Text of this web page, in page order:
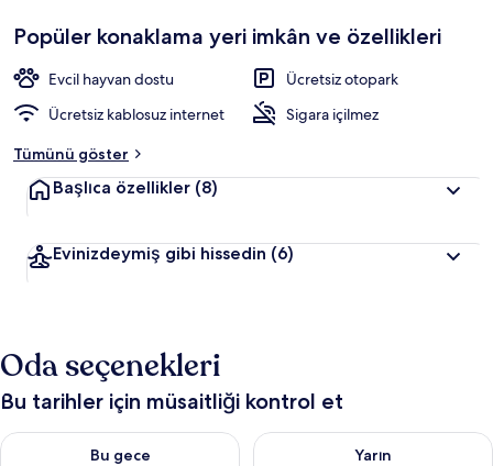
Popüler konaklama yeri imkân ve özellikleri
Evcil hayvan dostu
Ücretsiz otopark
Ücretsiz kablosuz internet
Sigara içilmez
Tümünü göster
Başlıca özellikler (8)
Evinizdeymiş gibi hissedin (6)
Oda seçenekleri
Bu tarihler için müsaitliği kontrol et
Bu gece
Bu gece için müsaitliği kontrol et Ağu 9 - Ağu 10
Yarın
Yarın için müsaitliği kontrol et